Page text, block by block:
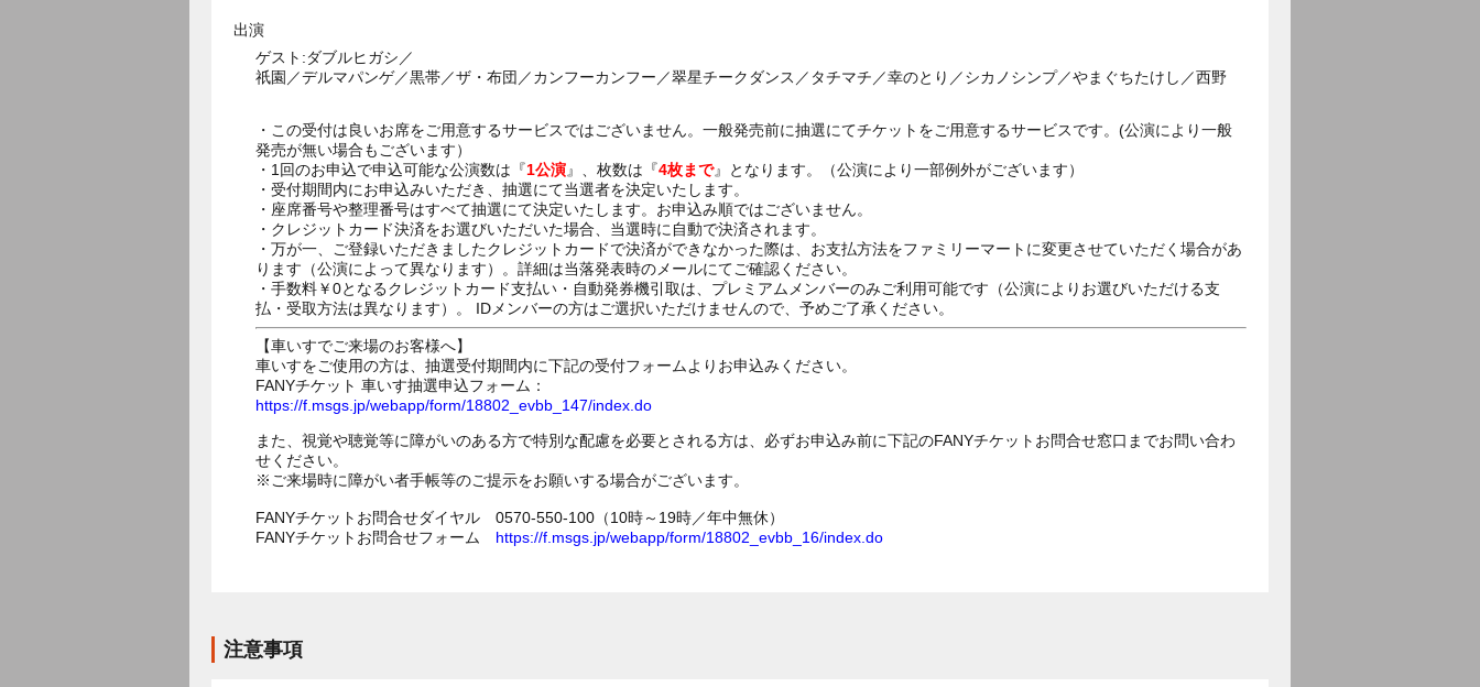
出演
ゲスト:ダブルヒガシ／
祇園／デルマパンゲ／黒帯／ザ・布団／カンフーカンフー／翠星チークダンス／タチマチ／幸のとり／シカノシンプ／やまぐちたけし／西野
・この受付は良いお席をご用意するサービスではございません。一般発売前に抽選にてチケットをご用意するサービスです。(公演により一般
発売が無い場合もございます）
・1回のお申込で申込可能な公演数は『1公演』、枚数は『4枚まで』となります。（公演により一部例外がございます）
・受付期間内にお申込みいただき、抽選にて当選者を決定いたします。
・座席番号や整理番号はすべて抽選にて決定いたします。お申込み順ではございません。
・クレジットカード決済をお選びいただいた場合、当選時に自動で決済されます。
・万が一、ご登録いただきましたクレジットカードで決済ができなかった際は、お支払方法をファミリーマートに変更させていただく場合があ
ります（公演によって異なります）。詳細は当落発表時のメールにてご確認ください。
・手数料￥0となるクレジットカード支払い・自動発券機引取は、プレミアムメンバーのみご利用可能です（公演によりお選びいただける支
払・受取方法は異なります）。 IDメンバーの方はご選択いただけませんので、予めご了承ください。
【車いすでご来場のお客様へ】
車いすをご使用の方は、抽選受付期間内に下記の受付フォームよりお申込みください。
FANYチケット 車いす抽選申込フォーム：
https://f.msgs.jp/webapp/form/18802_evbb_147/index.do
また、視覚や聴覚等に障がいのある方で特別な配慮を必要とされる方は、必ずお申込み前に下記のFANYチケットお問合せ窓口までお問い合わ
せください。
※ご来場時に障がい者手帳等のご提示をお願いする場合がございます。
FANYチケットお問合せダイヤル 0570-550-100（10時～19時／年中無休）
FANYチケットお問合せフォーム https://f.msgs.jp/webapp/form/18802_evbb_16/index.do
注意事項